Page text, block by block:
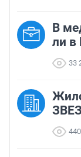
В
ли в
33